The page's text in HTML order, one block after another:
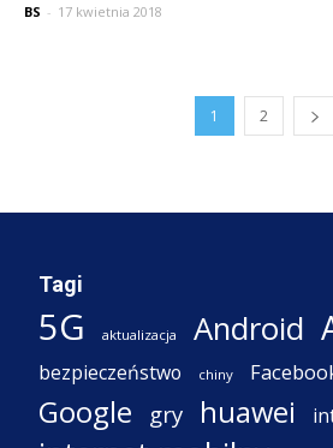
BS - 17 kwietnia 2018
1 2
Tagi
5G aktualizacja Android
bezpieczeństwo chiny
Google gry huawei